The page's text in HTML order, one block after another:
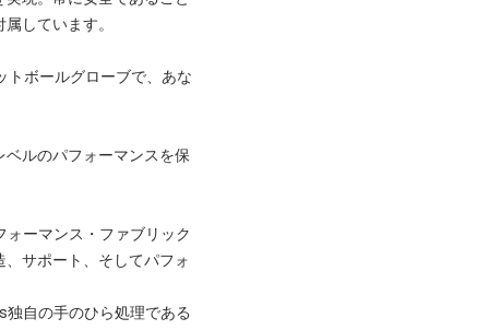
しています。
トボールグローブで、あな
ルのパフォーマンスを保
ーマンス・ファブリック
サポート、そしてパフォ
自の手のひら処理である